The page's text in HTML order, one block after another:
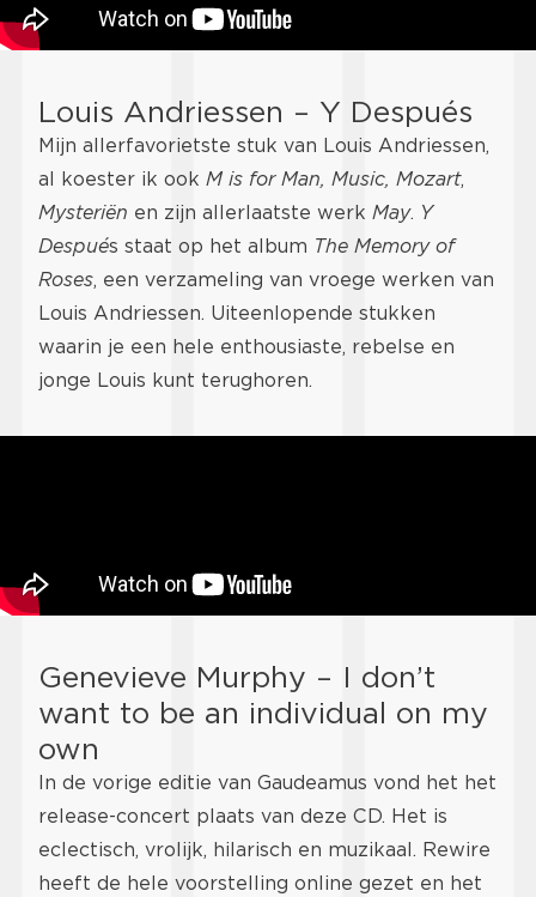
Louis Andriessen – Y Después
Mijn allerfavorietste stuk van Louis Andriessen,
al koester ik ook M is for Man, Music, Mozart,
Mysteriën en zijn allerlaatste werk May. Y
Después staat op het album The Memory of
Roses, een verzameling van vroege werken van
Louis Andriessen. Uiteenlopende stukken
waarin je een hele enthousiaste, rebelse en
jonge Louis kunt terughoren.
Genevieve Murphy – I don’t
want to be an individual on my
own
In de vorige editie van Gaudeamus vond het het
release-concert plaats van deze CD. Het is
eclectisch, vrolijk, hilarisch en muzikaal. Rewire
heeft de hele voorstelling online gezet en het